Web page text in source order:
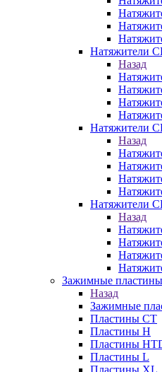
Натяжители
Назад
Натяжители
Назад
Натяжители
Назад
Зажимные
Назад
Зажимные
Пластины CT
Пластины H
Пластины
Пластины L
Пластины XL